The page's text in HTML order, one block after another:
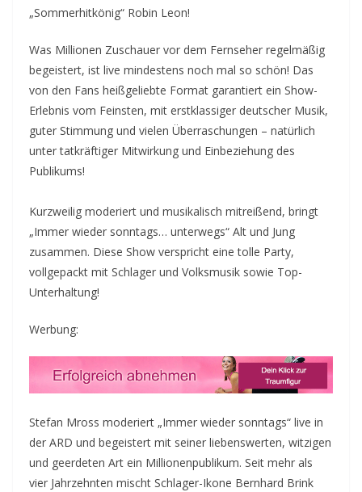
„Sommerhitkönig“ Robin Leon!
Was Millionen Zuschauer vor dem Fernseher regelmäßig
begeistert, ist live mindestens noch mal so schön! Das
von den Fans heißgeliebte Format garantiert ein Show-
Erlebnis vom Feinsten, mit erstklassiger deutscher Musik,
guter Stimmung und vielen Überraschungen – natürlich
unter tatkräftiger Mitwirkung und Einbeziehung des
Publikums!
Kurzweilig moderiert und musikalisch mitreißend, bringt
„Immer wieder sonntags… unterwegs“ Alt und Jung
zusammen. Diese Show verspricht eine tolle Party,
vollgepackt mit Schlager und Volksmusik sowie Top-
Unterhaltung!
Werbung:
Stefan Mross moderiert „Immer wieder sonntags“ live in
der ARD und begeistert mit seiner liebenswerten, witzigen
und geerdeten Art ein Millionenpublikum. Seit mehr als
vier Jahrzehnten mischt Schlager-Ikone Bernhard Brink